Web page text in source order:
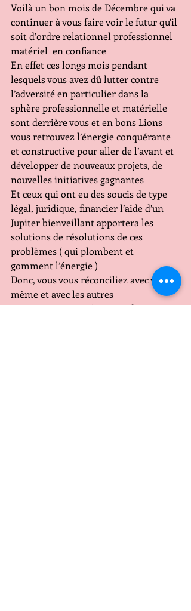
Voilà un bon mois de Décembre qui va
continuer à vous faire voir le futur qu’il
soit d’ordre relationnel professionnel
matériel  en confiance
En effet ces longs mois pendant
lesquels vous avez dû lutter contre
l’adversité en particulier dans la
sphère professionnelle et matérielle
sont derrière vous et en bons Lions
vous retrouvez l’énergie conquérante
et constructive pour aller de l’avant et
développer de nouveaux projets, de
nouvelles initiatives gagnantes
Et ceux qui ont eu des soucis de type
légal, juridique, financier l’aide d’un
Jupiter bienveillant apportera les
solutions de résolutions de ces
problèmes ( qui plombent et
gomment l’énergie )
Donc, vous vous réconciliez avec vous-
même et avec les autres
Ceux qui sont restés « en rade «  ces